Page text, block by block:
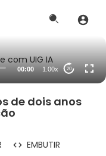
com UIG IA
00:00 1.00x 20
de dois anos
EMBUTIR